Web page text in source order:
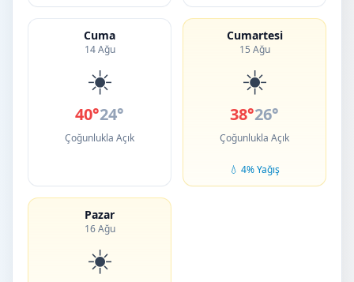
Cuma
14 Ağu
☀️
40°24°
Çoğunlukla Açık
Cumartesi
15 Ağu
☀️
38°26°
Çoğunlukla Açık
💧 4% Yağış
Pazar
16 Ağu
☀️